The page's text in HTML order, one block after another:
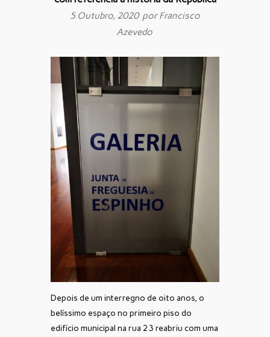
5 Outubro, 2020 porFrancisco
Azevedo
Depois de um interregno de oito anos, o
belíssimo espaço no primeiro piso do
edifício municipal na rua 23 reabriu com uma